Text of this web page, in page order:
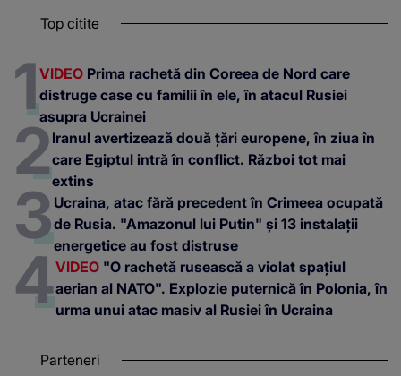
Top citite
VIDEO Prima rachetă din Coreea de Nord care
distruge case cu familii în ele, în atacul Rusiei
asupra Ucrainei
Iranul avertizează două țări europene, în ziua în
care Egiptul intră în conflict. Război tot mai
extins
Ucraina, atac fără precedent în Crimeea ocupată
de Rusia. "Amazonul lui Putin" și 13 instalații
energetice au fost distruse
VIDEO "O rachetă rusească a violat spațiul
aerian al NATO". Explozie puternică în Polonia, în
urma unui atac masiv al Rusiei în Ucraina
Parteneri